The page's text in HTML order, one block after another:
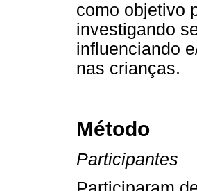
como objetivo
investigando
influenciando
nas crianças.
Método
Participantes